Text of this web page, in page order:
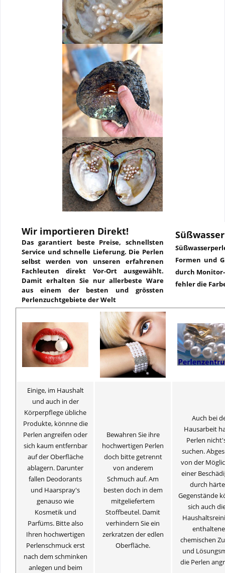
Wir importieren Direkt!
Das garantiert beste Preise, schnellsten
Service und schnelle Lieferung. Die Perlen
selbst werden von unseren erfahrenen
Fachleuten direkt Vor-Ort ausgewählt.
Damit erhalten Sie nur allerbeste Ware
aus einem der besten und grössten
Perlenzuchtgebiete der Welt
Formen und
durch
fehler die
Einige, im Haushalt
und auch in der
Körperpflege übliche
Produkte, könnne die
Perlen angreifen oder
sich kaum entfernbar
auf der Oberfläche
ablagern. Darunter
fallen Deodorants
und Haarspray's
genauso wie
Kosmetik und
Parfüms. Bitte also
Ihren hochwertigen
Perlenschmuck erst
nach dem schminken
anlegen und beim
Bewahren Sie ihre
hochwertigen Perlen
doch bitte getrennt
von anderem
Schmuch auf. Am
besten doch in dem
mitgeliefertem
Stoffbeutel. Damit
verhindern Sie ein
zerkratzen der edlen
Oberfläche.
Auch bei
Hausarbeit
Perlen
suchen.
von der
einer
durch
Gegenstände
sich auch
chemischen
und
die Perlen